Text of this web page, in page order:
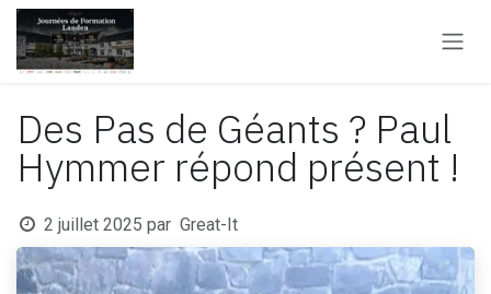
Se rendre au contenu
Des Pas de Géants ? Paul
Hymmer répond présent !
2 juillet 2025 par Great-It